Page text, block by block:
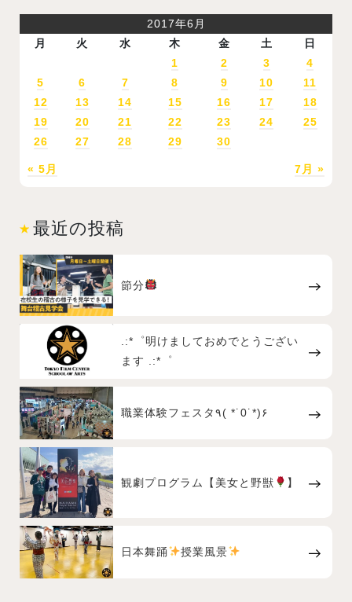
2017年6月
月
火 水 木 金 土 日
« 5月 7月 »
1 2 3
4
5
6 7 8 9 10
11
12
13 14 15 16 17
18
19
20 21 22 23 24
25
26
27 28 29 30
最近の投稿
節分
.:*゜明けましておめでとうござい
ます .:*゜
職業体験フェスタ٩( *˙0˙*)۶
観劇プログラム【美女と野獣 】
日本舞踊 授業風景